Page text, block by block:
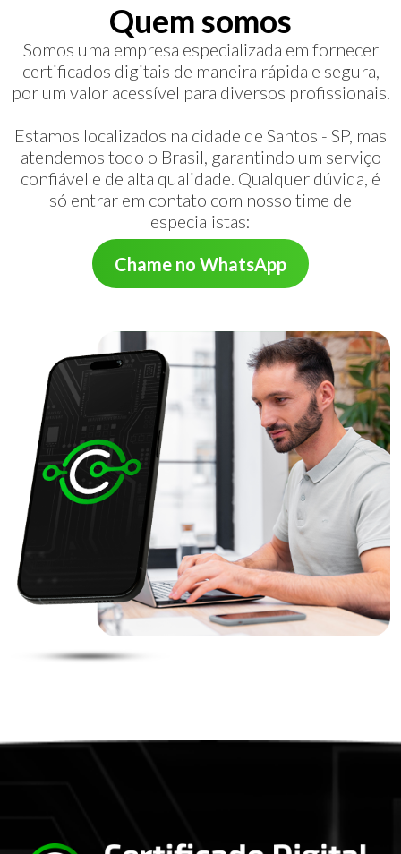
Quem somos
Somos uma empresa especializada em fornecer
certificados digitais de maneira rápida e segura,
por um valor acessível para diversos profissionais.
Estamos localizados na cidade de Santos - SP, mas
atendemos todo o Brasil, garantindo um serviço
confiável e de alta qualidade. Qualquer dúvida, é
só entrar em contato com nosso time de
especialistas:
Chame no WhatsApp